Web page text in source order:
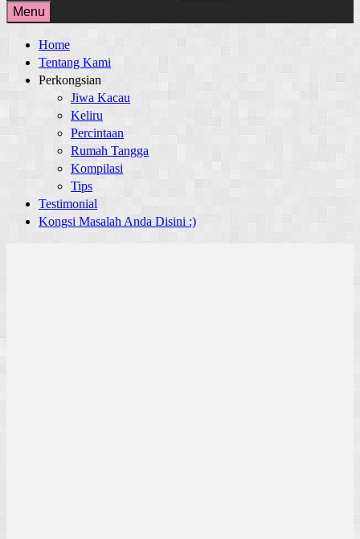
for:
Menu
Home
Tentang Kami
Perkongsian
Jiwa Kacau
Keliru
Percintaan
Rumah Tangga
Kompilasi
Tips
Testimonial
Kongsi Masalah Anda Disini :)